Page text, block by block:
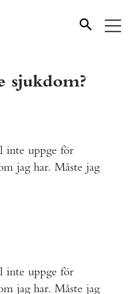
sjukdom?
inte uppge för
jag har. Måste jag
inte uppge för
jag har. Måste jag